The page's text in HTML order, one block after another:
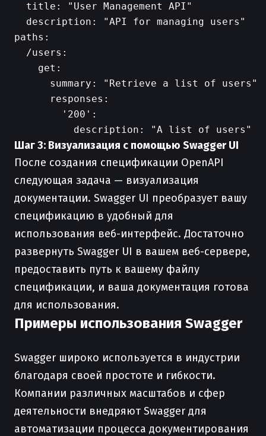
  title: "User Management API"
  description: "API for managing users"
paths:
  /users:
    get:
      summary: "Retrieve a list of users"
      responses:
        '200':
Шаг 3: Визуализация с помощью Swagger UI
После создания спецификации OpenAPI
следующая задача — визуализация
документации. Swagger UI преобразует вашу
спецификацию в удобный для
использования веб-интерфейс. Достаточно
развернуть Swagger UI в вашем веб-сервере,
предоставить путь к вашему файлу
спецификации, и ваша документация готова
для использования.
Примеры использования Swagger
Swagger широко используется в индустрии
благодаря своей простоте и гибкости.
Компании различных масштабов и сфер
деятельности внедряют Swagger для
автоматизации процесса документирования